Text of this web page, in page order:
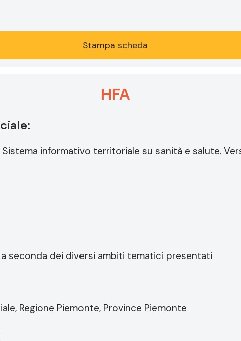
Stampa scheda
HFA
Sistema informativo territoriale su sanità e salute.
seconda dei diversi ambiti tematici presentati
Regione Piemonte, Province Piemonte